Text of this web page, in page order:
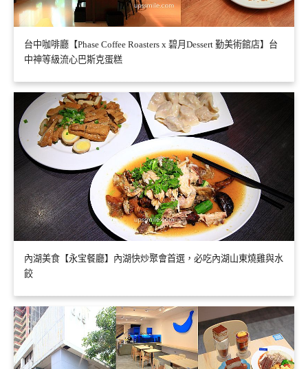
台中咖啡廳【Phase Coffee Roasters x 碧月Dessert 勤美術館店】台
中神等級流心巴斯克蛋糕
內湖美食【永宝餐廳】內湖快炒聚會首選，必吃內湖山東燒雞與水
餃